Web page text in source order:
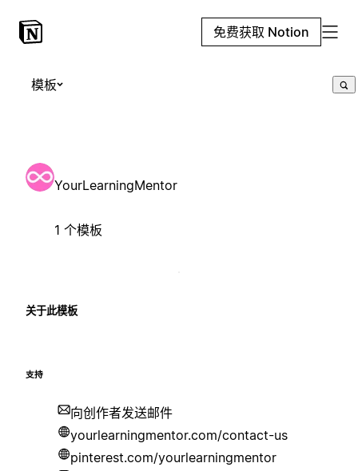
免费获取 Notion
模板
YourLearningMentor
1 个模板
关于此模板
支持
向创作者发送邮件
yourlearningmentor.com/contact-us
pinterest.com/yourlearningmentor